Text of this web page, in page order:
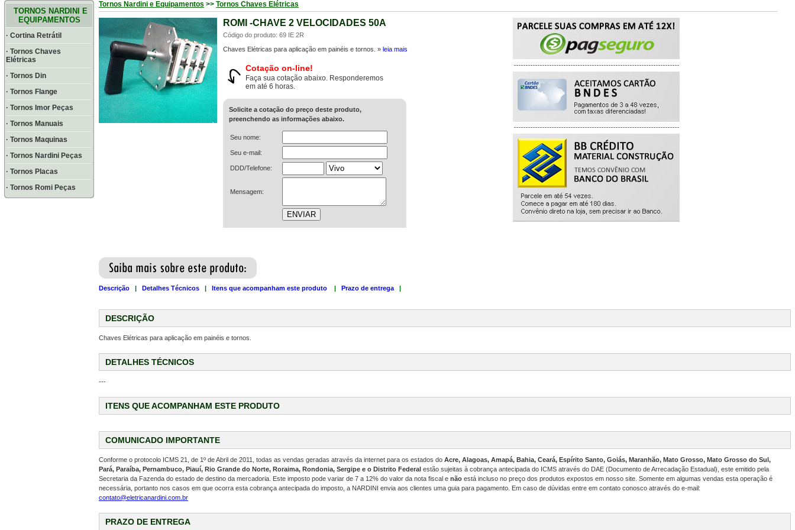
TORNOS NARDINI E
EQUIPAMENTOS
· Cortina Retrátil
· Tornos Chaves
Elétricas
· Tornos Din
· Tornos Flange
· Tornos Imor Peças
· Tornos Manuais
· Tornos Maquinas
· Tornos Nardini Peças
· Tornos Placas
· Tornos Romi Peças
Tornos Nardini e Equipamentos >> Tornos Chaves Elétricas
ROMI -CHAVE 2 VELOCIDADES 50A
Código do produto: 69 IE 2R
Chaves Elétricas para aplicação em painéis e tornos. » leia mais
Cotação on-line!
Faça sua cotação abaixo. Responderemos
em até 6 horas.
Solicite a cotação do preço deste produto,
preenchendo as informações abaixo.
Seu nome:
Seu e-mail:
DDD/Telefone:
Mensagem:
Descrição | Detalhes Técnicos | Itens que acompanham este produto | Prazo de entrega |
DESCRIÇÃO
Chaves Elétricas para aplicação em painéis e tornos.
DETALHES TÉCNICOS
---
ITENS QUE ACOMPANHAM ESTE PRODUTO
COMUNICADO IMPORTANTE
Conforme o protocolo ICMS 21, de 1º de Abril de 2011, todas as vendas geradas através da internet para os estados do Acre, Alagoas, Amapá, Bahia, Ceará, Espírito Santo, Goiás, Maranhão, Mato Grosso, Mato Grosso do Sul,
Pará, Paraíba, Pernambuco, Piauí, Rio Grande do Norte, Roraima, Rondonia, Sergipe e o Distrito Federal estão sujeitas à cobrança antecipada do ICMS através do DAE (Documento de Arrecadação Estadual), este emitido pela
Secretaria da Fazenda do estado de destino da mercadoria. Este imposto pode variar de 7 a 12% do valor da nota fiscal e não está incluso no preço dos produtos expostos em nosso site. Somente em algumas vendas esta operação é
necessária, portanto nos casos em que ocorra esta cobrança antecipada do imposto, a NARDINI envia aos clientes uma guia para pagamento. Em caso de dúvidas entre em contato conosco através do e-mail:
contato@eletricanardini.com.br
PRAZO DE ENTREGA